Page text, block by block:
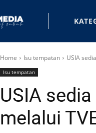
Home Isu tempatan USIA
Isu tempatan
USIA
melalui